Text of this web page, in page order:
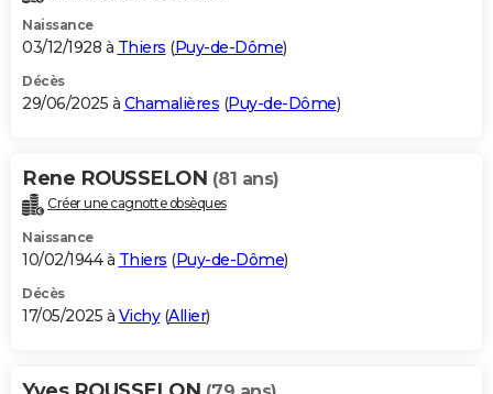
Naissance
03/12/1928 à Thiers (Puy-de-Dôme)
Décès
29/06/2025 à Chamalières (Puy-de-Dôme)
Rene ROUSSELON (81 ans)
Créer une cagnotte obsèques
Naissance
10/02/1944 à Thiers (Puy-de-Dôme)
Décès
17/05/2025 à Vichy(Allier)